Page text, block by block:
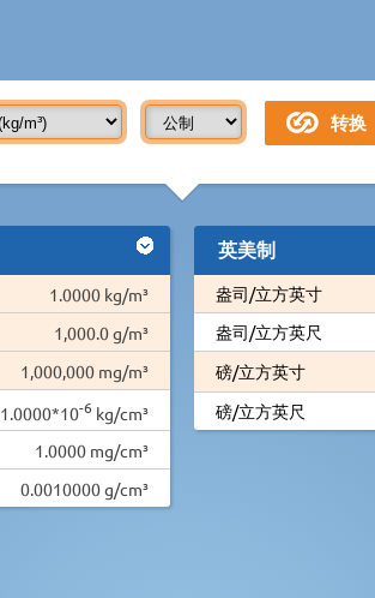
1.0000 kg/m³
1,000.0 g/m³
1,000,000 mg/m³
1.0000*10-6 kg/cm³
1.0000 mg/cm³
0.0010000 g/cm³
英美制
盎司/立方英寸
盎司/立方英尺
磅/立方英寸
磅/立方英尺